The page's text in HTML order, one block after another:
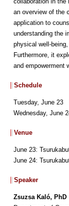
an overview of the
application to
understanding the
physical well-
Furthermore, it
and empowerment
Schedule
Tuesday, June 23
Wednesday, June
Venue
June 23:
June 24:
Speaker
Zsuzsa Kaló, PhD